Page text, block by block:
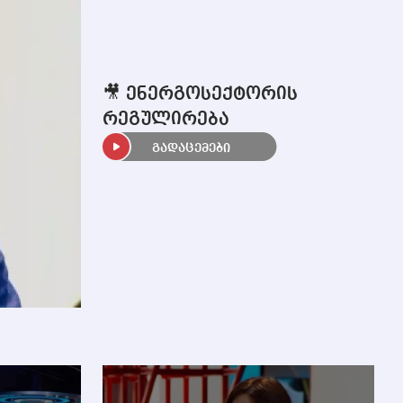
🎥 ენერგოსექტორის
რეგულირება
გადაცემები